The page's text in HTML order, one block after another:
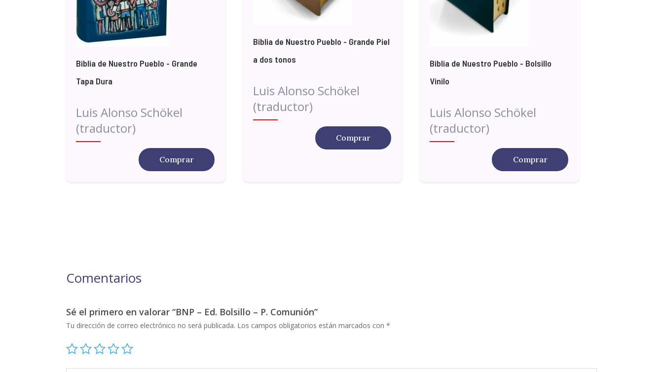
Biblia de Nuestro Pueblo - Grande
Tapa Dura
Luis Alonso Schökel
(traductor)
Comprar
Biblia de Nuestro Pueblo - Grande Piel
a dos tonos
Luis Alonso Schökel
(traductor)
Comprar
Biblia de Nuestro Pueblo - Bolsillo
Vinilo
Luis Alonso Schökel
(traductor)
Comprar
Comentarios
Sé el primero en valorar “BNP – Ed. Bolsillo – P. Comunión”
Tu dirección de correo electrónico no será publicada. Los campos obligatorios están marcados con*